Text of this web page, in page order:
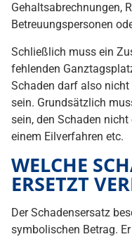
Gehaltsabrechnungen,
Betreuungspersonen
Schließlich muss ein
fehlenden
Schaden darf also nicht
sein. Grundsätzlich
sein, den Schaden
einem Eilverfahren etc.
WELCHE
ERSETZT
Der Schadensersatz
symbolischen Betrag.